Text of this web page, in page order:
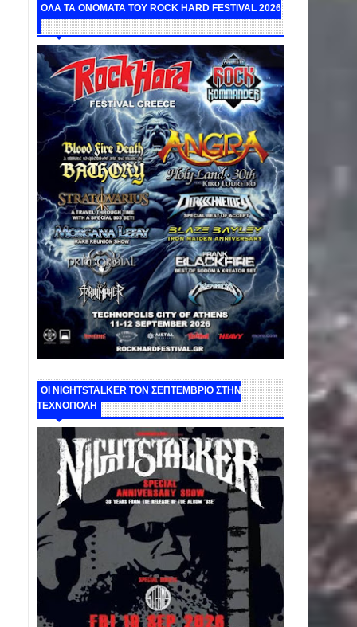
ΟΛΑ ΤΑ ΟΝΟΜΑΤΑ ΤΟΥ ROCK HARD FESTIVAL 2026
ΟΙ NIGHTSTALKER ΤΟΝ ΣΕΠΤΕΜΒΡΙΟ ΣΤΗΝ
ΤΕΧΝΟΠΟΛΗ